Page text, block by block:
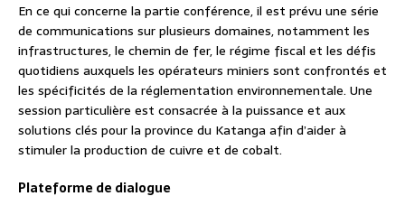
En ce qui concerne la partie conférence, il est prévu une série
de communications sur plusieurs domaines, notamment les
infrastructures, le chemin de fer, le régime fiscal et les défis
quotidiens auxquels les opérateurs miniers sont confrontés et
les spécificités de la réglementation environnementale. Une
session particulière est consacrée à la puissance et aux
solutions clés pour la province du Katanga afin d’aider à
stimuler la production de cuivre et de cobalt.
Plateforme de dialogue